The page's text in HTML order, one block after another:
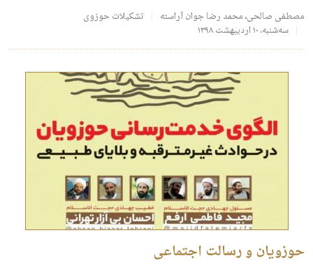
مصطفی صالحی،محمد رضا جوان آراسته
تشکیلات حوزوی
سه‌شنبه، ۱۰ اردیبهشت ۱۳۹۸
حوزویان و رسالت اجتماعی